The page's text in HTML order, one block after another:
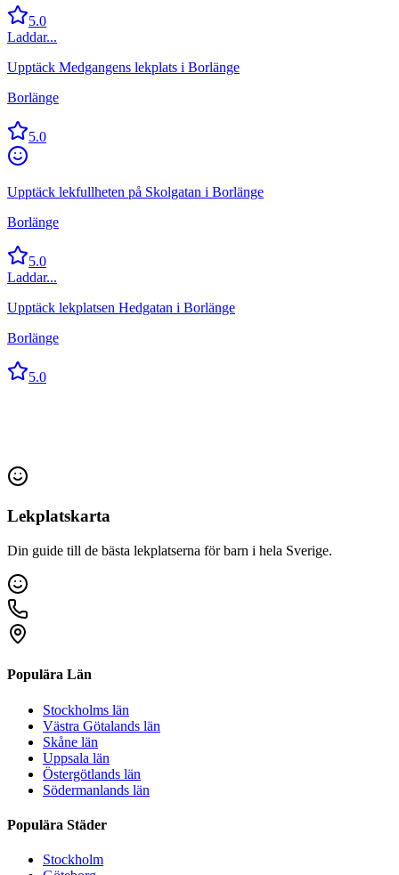
5.0
Laddar...
Upptäck Medgangens lekplats i Borlänge
Borlänge
5.0
Upptäck lekfullheten på Skolgatan i Borlänge
Borlänge
5.0
Laddar...
Upptäck lekplatsen Hedgatan i Borlänge
Borlänge
5.0
Lekplatskarta
Din guide till de bästa lekplatserna för barn i hela Sverige.
Populära Län
Stockholms län
Västra Götalands län
Skåne län
Uppsala län
Östergötlands län
Södermanlands län
Populära Städer
Stockholm